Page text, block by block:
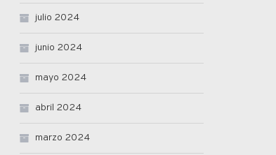
julio 2024
junio 2024
mayo 2024
abril 2024
marzo 2024